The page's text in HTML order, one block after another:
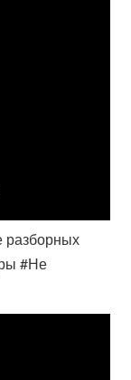
разборных
#Не